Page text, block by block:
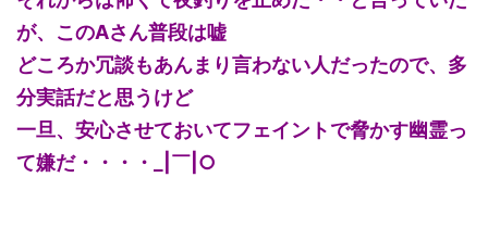
が、このAさん普段は嘘
どころか冗談もあんまり言わない人だったので、多
分実話だと思うけど
一旦、安心させておいてフェイントで脅かす幽霊っ
て嫌だ・・・・_|￣|○